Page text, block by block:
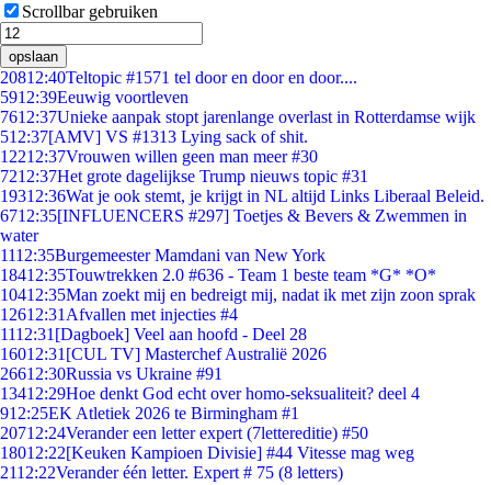
Scrollbar gebruiken
opslaan
20812:40Teltopic #1571 tel door en door en door....
5912:39Eeuwig voortleven
7612:37Unieke aanpak stopt jarenlange overlast in Rotterdamse wijk
512:37[AMV] VS #1313 Lying sack of shit.
12212:37Vrouwen willen geen man meer #30
7212:37Het grote dagelijkse Trump nieuws topic #31
19312:36Wat je ook stemt, je krijgt in NL altijd Links Liberaal Beleid.
6712:35[INFLUENCERS #297] Toetjes & Bevers & Zwemmen in
water
1112:35Burgemeester Mamdani van New York
18412:35Touwtrekken 2.0 #636 - Team 1 beste team *G* *O*
10412:35Man zoekt mij en bedreigt mij, nadat ik met zijn zoon sprak
12612:31 Afvallen met injecties #4
1112:31 [Dagboek] Veel aan hoofd - Deel 28
16012:31 [CUL TV] Masterchef Australië 2026
26612:30Russia vs Ukraine #91
13412:29Hoe denkt God echt over homo-seksualiteit? deel 4
912:25EK Atletiek 2026 te Birmingham #1
20712:24Verander een letter expert (7lettereditie) #50
18012:22[Keuken Kampioen Divisie] #44 Vitesse mag weg
2112:22Verander één letter. Expert # 75 (8 letters)